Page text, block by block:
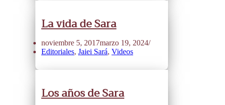
La vida de Sara
noviembre 5, 2017marzo 19, 2024
Editoriales, Jaiei Sará, Videos
Los años de Sara